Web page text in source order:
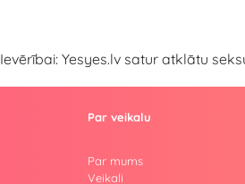
Ievērībai: Yesyes.lv satur atklātu
Par veikalu
Par mums
Veikali